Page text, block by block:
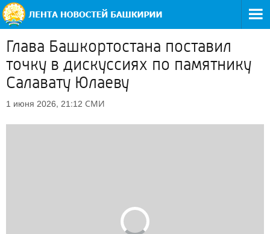
Глава Башкортостана поставил
точку в дискуссиях по памятнику
Салавату Юлаеву
1 июня 2026, 21:12 СМИ